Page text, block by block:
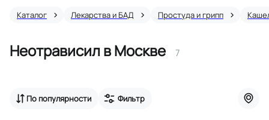
Каталог Лекарства и БАД Простуда и грипп
Неотрависил в Москве 7
По популярности Фильтр